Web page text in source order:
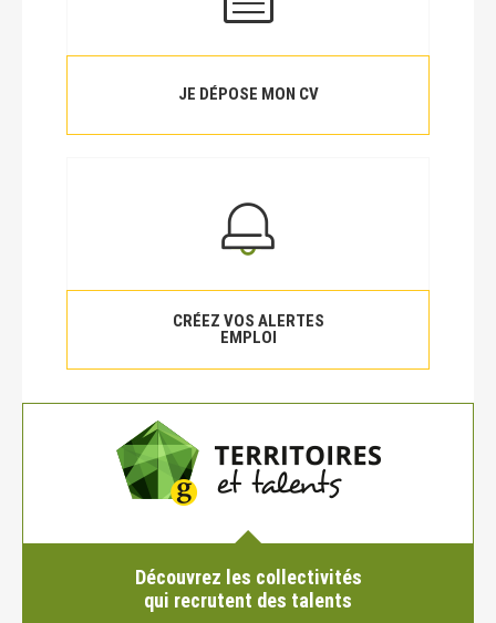
JE DÉPOSE MON CV
CRÉEZ VOS ALERTES
EMPLOI
Découvrez les collectivités
qui recrutent des talents